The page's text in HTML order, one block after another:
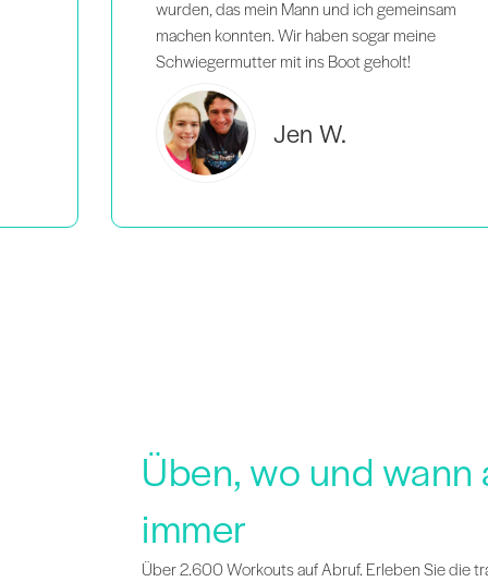
Brooke C.
Üben, wo und wann
immer
Über 2.600 Workouts auf Abruf. Erleben Sie die